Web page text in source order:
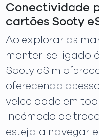
Conectividade
cartões Sooty
Ao explorar as
manter-se ligado
Sooty eSim
oferecendo
velocidade em
incómodo de
esteja a navegar